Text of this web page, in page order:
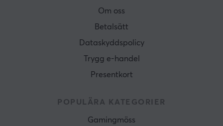
Om oss
Betalsätt
Dataskyddspolicy
Trygg e-handel
Presentkort
POPULÄRA KATEGORIER
Gamingmöss